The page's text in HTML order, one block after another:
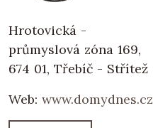
Hrotovická -
průmyslová zóna 169,
674 01, Třebíč - Střítež
Web: www.domydnes.cz